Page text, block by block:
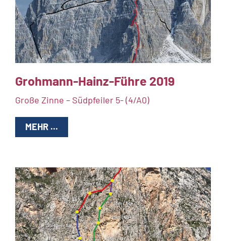
Grohmann-Hainz-Führe 2019
Große Zinne – Südpfeiler 5- (4/A0)
MEHR ...